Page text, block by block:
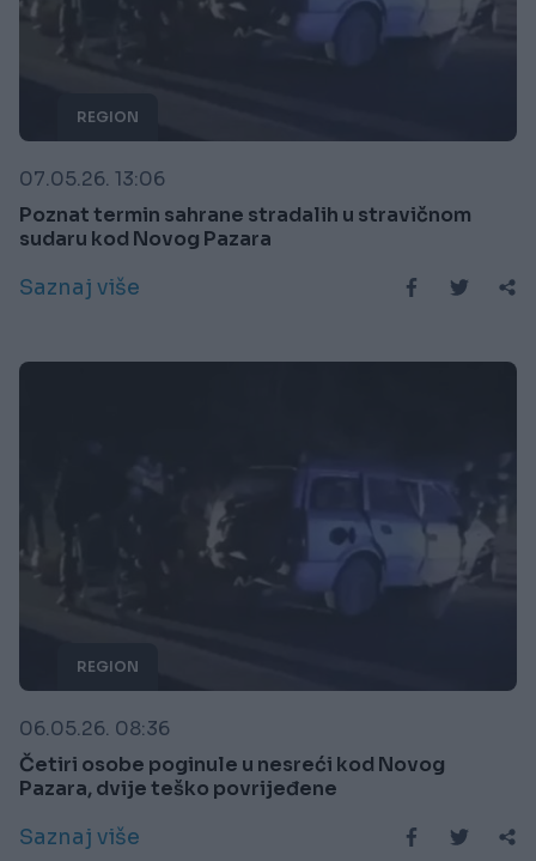
REGION
07.05.26. 13:06
Poznat termin sahrane stradalih u stravičnom
sudaru kod Novog Pazara
Saznaj više
REGION
06.05.26. 08:36
Četiri osobe poginule u nesreći kod Novog
Pazara, dvije teško povrijeđene
Saznaj više